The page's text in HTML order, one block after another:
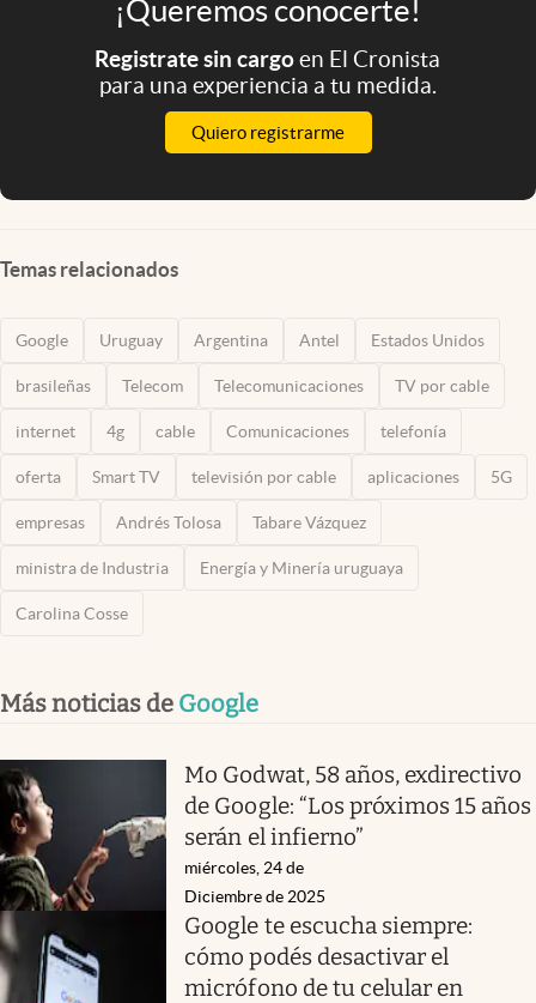
¡Queremos conocerte!
Registrate sin cargoen El Cronista
para una experiencia a tu medida.
Quiero registrarme
Temas relacionados
Google Uruguay Argentina Antel Estados Unidos
brasileñas Telecom Telecomunicaciones TV por cable
internet 4g cable Comunicaciones telefonía
oferta Smart TV televisión por cable aplicaciones 5G
empresas Andrés Tolosa Tabare Vázquez
ministra de Industria Energía y Minería uruguaya
Carolina Cosse
Más noticias de Google
Mo Godwat, 58 años, exdirectivo
de Google: “Los próximos 15 años
serán el infierno”
miércoles, 24 de
Diciembre de 2025
Google te escucha siempre:
cómo podés desactivar el
micrófono de tu celular en